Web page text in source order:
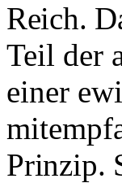
Reich.
Teil der
einer
Prinzip.